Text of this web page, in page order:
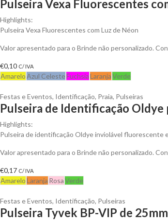
Pulseira Vexa Fluorescentes
Highlights:
Pulseira Vexa Fluorescentes com Luz de Néon
Valor apresentado para o Brinde não personalizado.
€0,10 C/ IVA
AmareloAzul CelesteFuchsiaLaranjaVerde
Festas e Eventos, Identificação, Praia, Pulseiras
Pulseira de Identificação Oldye
Highlights:
Pulseira de identificação Oldye inviolável fluorescente
Valor apresentado para o Brinde não personalizado.
€0,17 C/ IVA
AmareloLaranja RosaVerde
Festas e Eventos, Identificação, Pulseiras
Pulseira Tyvek BP-VIP de